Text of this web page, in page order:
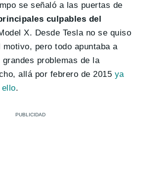
se señaló a las puertas de
culpables del
X. Desde Tesla no se quiso
pero todo apuntaba a
problemas de la
allá por febrero de 2015 ya
ello.